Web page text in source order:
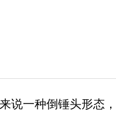
说一种倒锤头形态